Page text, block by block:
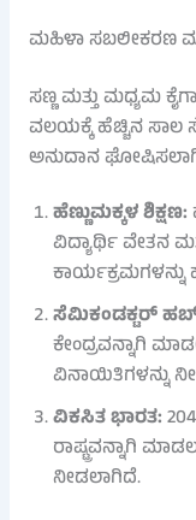
ಮಹಿಳಾ ಸಬಲೀಕರಣ
ಸಣ್ಣ ಮತ್ತು ಮಧ್ಯಮ
ವಲಯಕ್ಕೆ ಹೆಚ್ಚಿನ ಸಾಲ
ಅನುದಾನ
ಹೆಣ್ಣುಮಕ್ಕಳ ಶಿಕ್ಷಣ:
ವಿದ್ಯಾರ್ಥಿ ವೇತನ
ಕಾರ್ಯಕ್ರಮಗಳನ್ನು
ಸೆಮಿಕಂಡಕ್ಟರ್
ಕೇಂದ್ರವನ್ನಾಗಿ
ವಿನಾಯಿತಿಗಳನ್ನು
ವಿಕಸಿತ ಭಾರತ:
ರಾಷ್ಟ್ರವನ್ನಾಗಿ
ನೀಡಲಾಗಿದೆ.